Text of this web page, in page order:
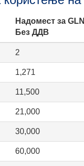
Надомест за
Без ДДВ
2
1,271
11,500
21,000
30,000
60,000